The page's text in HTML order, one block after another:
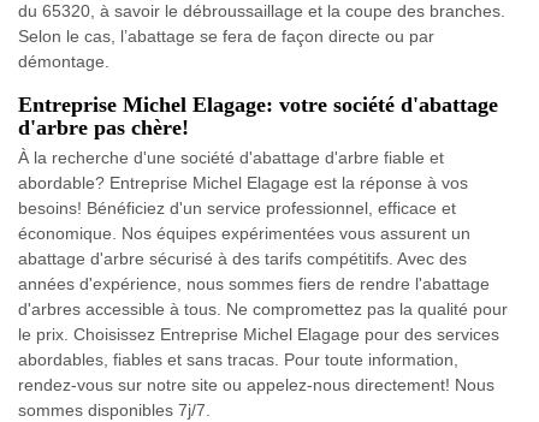
du 65320, à savoir le débroussaillage et la coupe des branches.
Selon le cas, l’abattage se fera de façon directe ou par
démontage.
Entreprise Michel Elagage: votre société d'abattage
d'arbre pas chère!
À la recherche d'une société d'abattage d'arbre fiable et
abordable? Entreprise Michel Elagage est la réponse à vos
besoins! Bénéficiez d'un service professionnel, efficace et
économique. Nos équipes expérimentées vous assurent un
abattage d'arbre sécurisé à des tarifs compétitifs. Avec des
années d'expérience, nous sommes fiers de rendre l'abattage
d'arbres accessible à tous. Ne compromettez pas la qualité pour
le prix. Choisissez Entreprise Michel Elagage pour des services
abordables, fiables et sans tracas. Pour toute information,
rendez-vous sur notre site ou appelez-nous directement! Nous
sommes disponibles 7j/7.